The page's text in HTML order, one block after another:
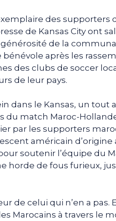
des supporters
de Kansas City ont
de la
bénévole après les
des clubs de soccer
de leur pays.
dans le Kansas, un tout
du match Maroc-
par les supporters
américain
soutenir l’équipe du
horde de fous furieux,
de celui qui n’en a pas.
Marocains à travers le